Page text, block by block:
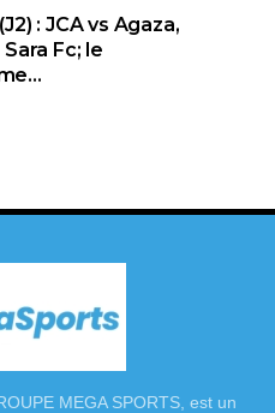
: JCA vs Agaza,
Fc; le
MEGA SPORTS, est un